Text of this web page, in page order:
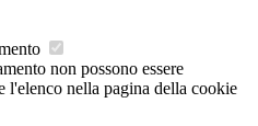
non possono essere
l'elenco nella pagina della cookie